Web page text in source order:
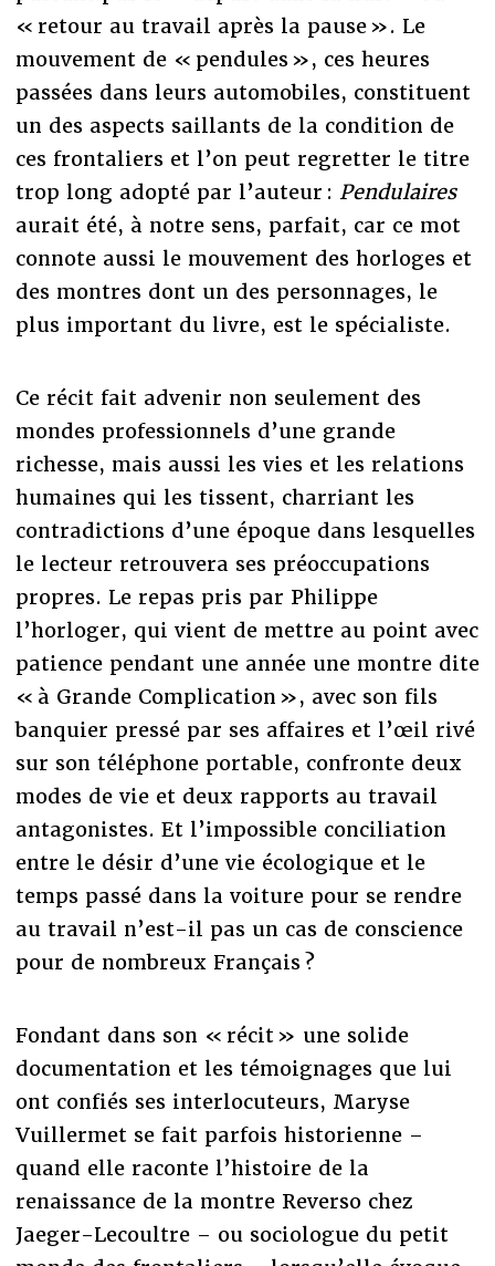
« retour au travail après la pause ». Le
mouvement de « pendules », ces heures
passées dans leurs automobiles, constituent
un des aspects saillants de la condition de
ces frontaliers et l’on peut regretter le titre
trop long adopté par l’auteur : Pendulaires
aurait été, à notre sens, parfait, car ce mot
connote aussi le mouvement des horloges et
des montres dont un des personnages, le
plus important du livre, est le spécialiste.
Ce récit fait advenir non seulement des
mondes professionnels d’une grande
richesse, mais aussi les vies et les relations
humaines qui les tissent, charriant les
contradictions d’une époque dans lesquelles
le lecteur retrouvera ses préoccupations
propres. Le repas pris par Philippe
l’horloger, qui vient de mettre au point avec
patience pendant une année une montre dite
« à Grande Complication », avec son fils
banquier pressé par ses affaires et l’œil rivé
sur son téléphone portable, confronte deux
modes de vie et deux rapports au travail
antagonistes. Et l’impossible conciliation
entre le désir d’une vie écologique et le
temps passé dans la voiture pour se rendre
au travail n’est-il pas un cas de conscience
pour de nombreux Français ?
Fondant dans son « récit » une solide
documentation et les témoignages que lui
ont confiés ses interlocuteurs, Maryse
Vuillermet se fait parfois historienne –
quand elle raconte l’histoire de la
renaissance de la montre Reverso chez
Jaeger-Lecoultre – ou sociologue du petit